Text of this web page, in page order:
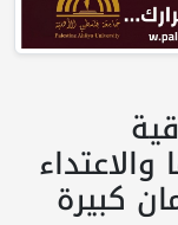
كبيرة